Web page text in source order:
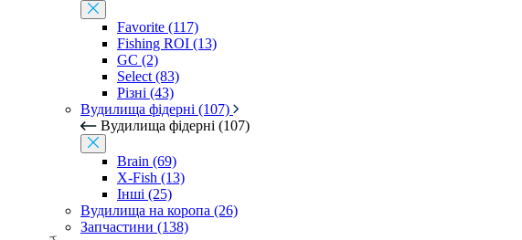
Favorite (117)
Fishing ROI (13)
GC (2)
Select (83)
Різні (43)
Вудилища фідерні (107)
Вудилища фідерні (107)
Brain (69)
X-Fish (13)
Інші (25)
Вудилища на коропа (26)
Запчастини (138)